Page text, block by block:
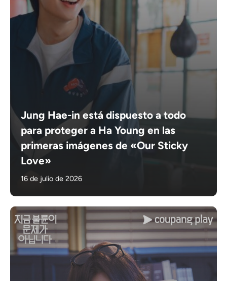
Jung Hae-in está dispuesto a todo
para proteger a Ha Young en las
primeras imágenes de «Our Sticky
Love»
16 de julio de 2026